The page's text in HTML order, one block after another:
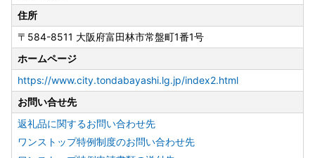
住所
〒584-8511 大阪府富田林市常盤町1番1号
ホームページ
https://www.city.tondabayashi.lg.jp/index2.html
お問い合せ先
返礼品に関するお問い合わせ先
ワンストップ特例制度のお問い合わせ先